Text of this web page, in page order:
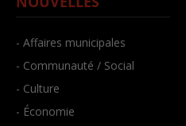
- Affaires municipales
- Communauté / Social
- Culture
- Économie